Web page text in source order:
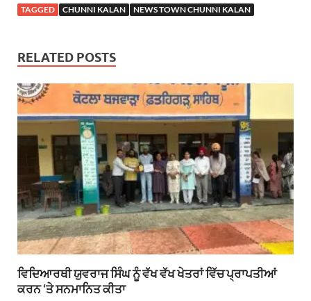
TAGGED CHUNNI KALAN NEWS TOWN CHUNNI KALAN
RELATED POSTS
ਵਿਦਿਆਰਥੀ ਯੁਵਰਾਜ ਸਿੰਘ ਨੂੰ ਵੱਖ ਵੱਖ ਖੇਤਰਾਂ ਵਿੱਚ ਪ੍ਰਾਪਤੀਆਂ
ਕਰਨ ‘ਤੇ ਸਨਮਾਨਿਤ ਕੀਤਾ